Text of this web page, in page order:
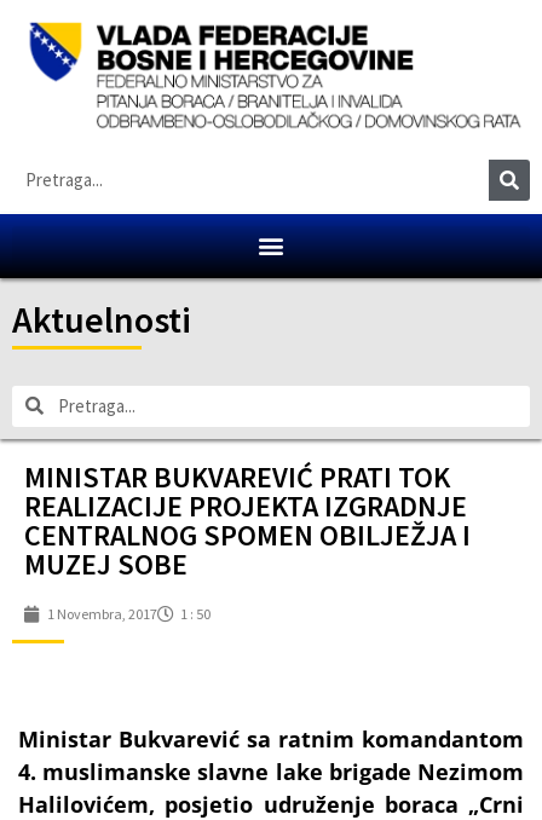
Aktuelnosti
MINISTAR BUKVAREVIĆ PRATI TOK
REALIZACIJE PROJEKTA IZGRADNJE
CENTRALNOG SPOMEN OBILJEŽJA I
MUZEJ SOBE
1 Novembra, 2017 1 : 50
Ministar Bukvarević sa ratnim komandantom
4. muslimanske slavne lake brigade Nezimom
Halilovićem, posjetio udruženje boraca „Crni